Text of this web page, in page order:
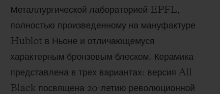
Металлургической лабораторией EPFL,
полностью произведенному на мануфактуре
Hublot в Ньоне и отличающемуся
характерным бронзовым блеском. Керамика
представлена в трех вариантах: версия All
Black посвящена 20-летию революционной